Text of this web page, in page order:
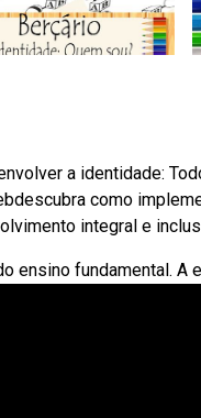
a identidade:
como
integral e
ensino fundamental. A